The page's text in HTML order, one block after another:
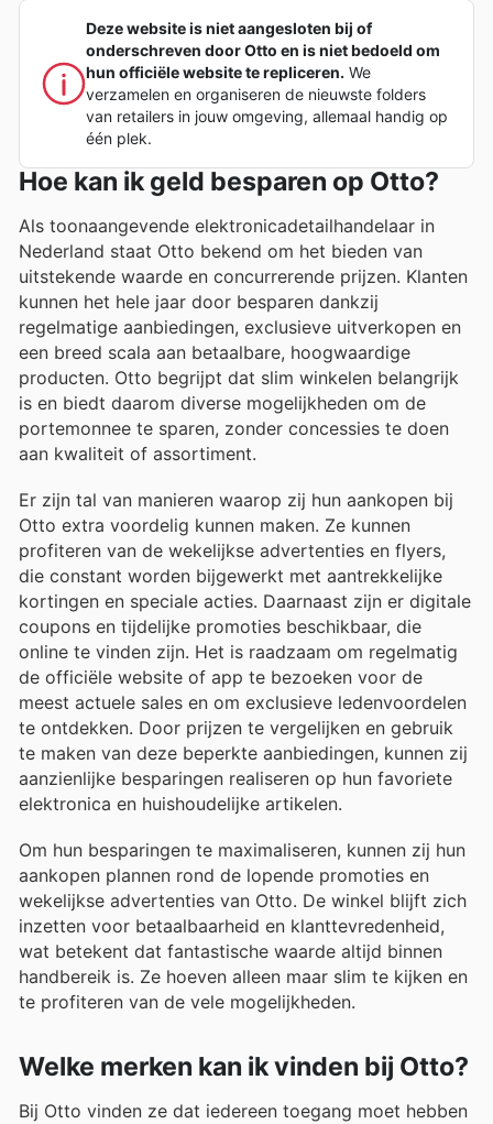
Deze website is niet aangesloten bij of
onderschreven door Otto en is niet bedoeld om
hun officiële website te repliceren. We
verzamelen en organiseren de nieuwste folders
van retailers in jouw omgeving, allemaal handig op
één plek.
Hoe kan ik geld besparen op Otto?
Als toonaangevende elektronicadetailhandelaar in
Nederland staat Otto bekend om het bieden van
uitstekende waarde en concurrerende prijzen. Klanten
kunnen het hele jaar door besparen dankzij
regelmatige aanbiedingen, exclusieve uitverkopen en
een breed scala aan betaalbare, hoogwaardige
producten. Otto begrijpt dat slim winkelen belangrijk
is en biedt daarom diverse mogelijkheden om de
portemonnee te sparen, zonder concessies te doen
aan kwaliteit of assortiment.
Er zijn tal van manieren waarop zij hun aankopen bij
Otto extra voordelig kunnen maken. Ze kunnen
profiteren van de wekelijkse advertenties en flyers,
die constant worden bijgewerkt met aantrekkelijke
kortingen en speciale acties. Daarnaast zijn er digitale
coupons en tijdelijke promoties beschikbaar, die
online te vinden zijn. Het is raadzaam om regelmatig
de officiële website of app te bezoeken voor de
meest actuele sales en om exclusieve ledenvoordelen
te ontdekken. Door prijzen te vergelijken en gebruik
te maken van deze beperkte aanbiedingen, kunnen zij
aanzienlijke besparingen realiseren op hun favoriete
elektronica en huishoudelijke artikelen.
Om hun besparingen te maximaliseren, kunnen zij hun
aankopen plannen rond de lopende promoties en
wekelijkse advertenties van Otto. De winkel blijft zich
inzetten voor betaalbaarheid en klanttevredenheid,
wat betekent dat fantastische waarde altijd binnen
handbereik is. Ze hoeven alleen maar slim te kijken en
te profiteren van de vele mogelijkheden.
Welke merken kan ik vinden bij Otto?
Bij Otto vinden ze dat iedereen toegang moet hebben